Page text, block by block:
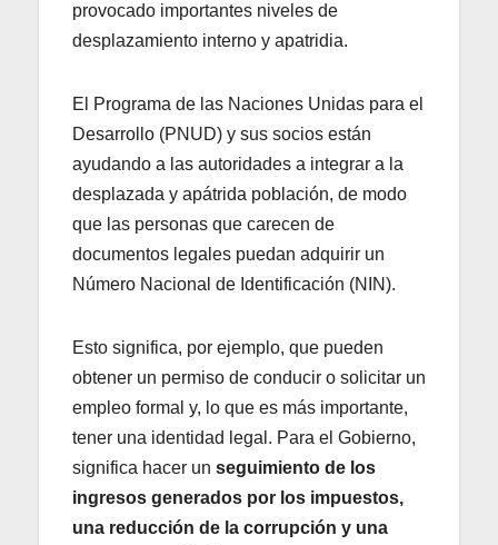
provocado importantes niveles de
desplazamiento interno y apatridia.
El Programa de las Naciones Unidas para el
Desarrollo (PNUD) y sus socios están
ayudando a las autoridades a integrar a la
desplazada y apátrida población, de modo
que las personas que carecen de
documentos legales puedan adquirir un
Número Nacional de Identificación (NIN).
Esto significa, por ejemplo, que pueden
obtener un permiso de conducir o solicitar un
empleo formal y, lo que es más importante,
tener una identidad legal. Para el Gobierno,
significa hacer un seguimiento de los
ingresos generados por los impuestos,
una reducción de la corrupción y una